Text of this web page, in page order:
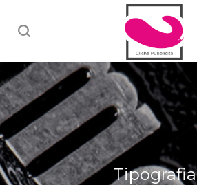
Tipografia